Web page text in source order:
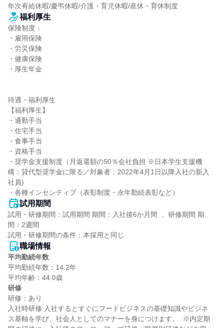
年次有給休暇/慶弔休暇/介護・育児休暇/産休・育休制度
福利厚生
保険制度：
・雇用保険
・労災保険
・健康保険
・厚生年金
待遇・福利厚生
【福利厚生】
・通勤手当
・住宅手当
・食事手当
・資格手当
・奨学金支援制度（月返還額の50％会社負担 ※日本学生支援機
構：貸代型奨学金に限る／対象者：2022年4月1日以降入社の新入
社員)
・各種インセンティブ（表彰制度・永年勤続表彰など）
試用期間
試用・研修期間：試用期間 期間：入社後6か月間  、研修期間 期
間：2週間
職場情報
平均勤続年数
平均勤続年数：14.2年
研修
研修：あり
入社時研修 入社するとすぐにフードビジネスの基礎知識やビジネ
ス基軸を学び、社会人としてのマナーを身につけます。  ※内定期